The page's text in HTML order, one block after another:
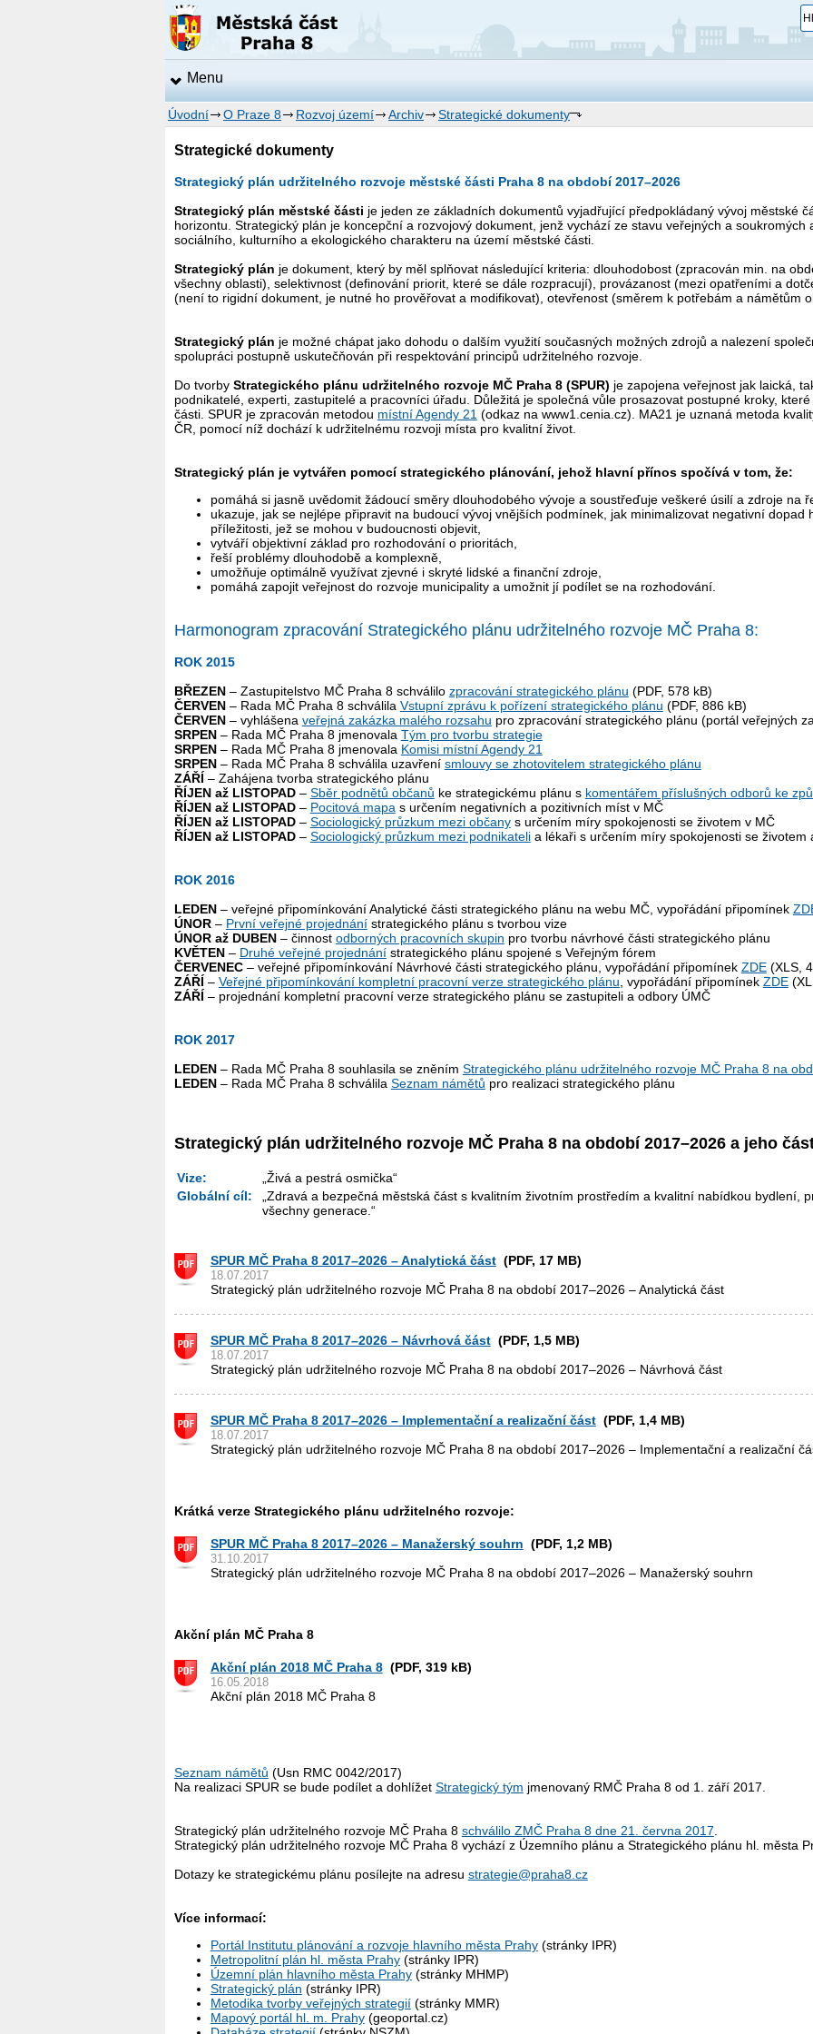
Menu
Úvodní O Praze 8 Rozvoj území Archiv Strategické dokumenty
Strategické dokumenty
Strategický plán udržitelného rozvoje městské části Praha 8 na období 2017–2026
Strategický plán městské části je jeden ze základních dokumentů vyjadřující předpokládaný vývoj městské
horizontu. Strategický plán je koncepční a rozvojový dokument, jenž vychází ze stavu veřejných a
sociálního, kulturního a ekologického charakteru na území městské části.
Strategický plán je dokument, který by měl splňovat následující kriteria: dlouhodobost (zpracován min. na
všechny oblasti), selektivnost (definování priorit, které se dále rozpracují), provázanost (mezi opatřeními a
(není to rigidní dokument, je nutné ho prověřovat a modifikovat), otevřenost (směrem k potřebám a námětům
Strategický plán je možné chápat jako dohodu o dalším využití současných možných zdrojů a nalezení
spolupráci postupně uskutečňován při respektování principů udržitelného rozvoje.
Do tvorby Strategického plánu udržitelného rozvoje MČ Praha 8 (SPUR) je zapojena veřejnost jak laická,
podnikatelé, experti, zastupitelé a pracovníci úřadu. Důležitá je společná vůle prosazovat postupné kroky,
části. SPUR je zpracován metodou místní Agendy 21 (odkaz na www1.cenia.cz). MA21 je uznaná metoda
ČR, pomocí níž dochází k udržitelnému rozvoji místa pro kvalitní život.
Strategický plán je vytvářen pomocí strategického plánování, jehož hlavní přínos spočívá v tom, že:
pomáhá si jasně uvědomit žádoucí směry dlouhodobého vývoje a soustřeďuje veškeré úsilí a zdroje na
ukazuje, jak se nejlépe připravit na budoucí vývoj vnějších podmínek, jak minimalizovat negativní dopad
příležitosti, jež se mohou v budoucnosti objevit,
vytváří objektivní základ pro rozhodování o prioritách,
řeší problémy dlouhodobě a komplexně,
umožňuje optimálně využívat zjevné i skryté lidské a finanční zdroje,
pomáhá zapojit veřejnost do rozvoje municipality a umožnit jí podílet se na rozhodování.
Harmonogram zpracování Strategického plánu udržitelného rozvoje MČ Praha 8:
ROK 2015
BŘEZEN– Zastupitelstvo MČ Praha 8 schválilo zpracování strategického plánu (PDF, 578 kB)
ČERVEN– Rada MČ Praha 8 schválila Vstupní zprávu k pořízení strategického plánu (PDF, 886 kB)
ČERVEN– vyhlášena veřejná zakázka malého rozsahu pro zpracování strategického plánu (portál veřejných
SRPEN– Rada MČ Praha 8 jmenovala Tým pro tvorbu strategie
SRPEN – Rada MČ Praha 8 jmenovala Komisi místní Agendy 21
SRPEN – Rada MČ Praha 8 schválila uzavření smlouvy se zhotovitelem strategického plánu
ZÁŘÍ – Zahájena tvorba strategického plánu
ŘÍJEN až LISTOPAD– Sběr podnětů občanů ke strategickému plánu s komentářem příslušných odborů ke
ŘÍJEN až LISTOPAD– Pocitová mapa s určením negativních a pozitivních míst v MČ
ŘÍJEN až LISTOPAD– Sociologický průzkum mezi občanys určením míry spokojenosti se životem v MČ
ŘÍJEN až LISTOPAD – Sociologický průzkum mezi podnikatelia lékaři s určením míry spokojenosti se životem
ROK 2016
LEDEN– veřejné připomínkování Analytické části strategického plánu na webu MČ, vypořádání připomínek
ÚNOR– První veřejné projednánístrategického plánu s tvorbou vize
ÚNOR až DUBEN – činnost odborných pracovních skupin pro tvorbu návrhové části strategického plánu
KVĚTEN– Druhé veřejné projednánístrategického plánu spojené s Veřejným fórem
ČERVENEC– veřejné připomínkování Návrhové části strategického plánu, vypořádání připomínek ZDE(XLS,
ZÁŘÍ – Veřejné připomínkování kompletní pracovní verze strategického plánu , vypořádání připomínek ZDE
ZÁŘÍ – projednání kompletní pracovní verze strategického plánu se zastupiteli a odbory ÚMČ
ROK 2017
LEDEN– Rada MČ Praha 8 souhlasila se zněním Strategického plánu udržitelného rozvoje MČ Praha 8 na
LEDEN– Rada MČ Praha 8 schválila Seznam námětů pro realizaci strategického plánu
Strategický plán udržitelného rozvoje MČ Praha 8 na období 2017–2026 a jeho
Vize:
„Živá a pestrá osmička“
Globální cíl:
„Zdravá a bezpečná městská část s kvalitním životním prostředím a kvalitní nabídkou bydlení,
všechny generace.“
SPUR MČ Praha 8 2017–2026 – Analytická část(PDF, 17 MB)
18.07.2017
Strategický plán udržitelného rozvoje MČ Praha 8 na období 2017–2026 – Analytická část
SPUR MČ Praha 8 2017–2026 – Návrhová část(PDF, 1,5 MB)
18.07.2017
Strategický plán udržitelného rozvoje MČ Praha 8 na období 2017–2026 – Návrhová část
SPUR MČ Praha 8 2017–2026 – Implementační a realizační část(PDF, 1,4 MB)
18.07.2017
Strategický plán udržitelného rozvoje MČ Praha 8 na období 2017–2026 – Implementační a realizační
Krátká verze Strategického plánu udržitelného rozvoje:
SPUR MČ Praha 8 2017–2026 – Manažerský souhrn (PDF, 1,2 MB)
31.10.2017
Strategický plán udržitelného rozvoje MČ Praha 8 na období 2017–2026 – Manažerský souhrn
Akční plán MČ Praha 8
Akční plán 2018 MČ Praha 8(PDF, 319 kB)
16.05.2018
Akční plán 2018 MČ Praha 8
Seznam námětů (Usn RMC 0042/2017)
Na realizaci SPUR se bude podílet a dohlížet Strategický tým jmenovaný RMČ Praha 8 od 1. září 2017.
Strategický plán udržitelného rozvoje MČ Praha 8 schválilo ZMČ Praha 8 dne 21. června 2017
Strategický plán udržitelného rozvoje MČ Praha 8 vychází z Územního plánu a Strategického plánu hl. města
Dotazy ke strategickému plánu posílejte na adresu strategie@praha8.cz
Více informací:
Portál Institutu plánování a rozvoje hlavního města Prahy(stránky IPR)
Metropolitní plán hl. města Prahy(stránky IPR)
Územní plán hlavního města Prahy(stránky MHMP)
Strategický plán (stránky IPR)
Metodika tvorby veřejných strategií(stránky MMR)
Mapový portál hl. m. Prahy(geoportal.cz)